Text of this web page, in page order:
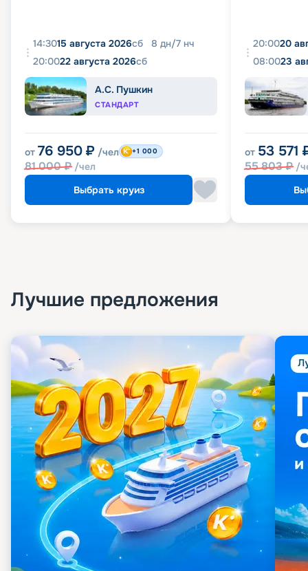
14:3015 августа 2026сб 8 дн/7 нч
20:0022 августа 2026сб
А.С. Пушкин
СТАНДАРТ
от 76 950 ₽ /чел
81 000₽ /чел
+1 000
Выбрать круиз
20:0020
08:0023
от 53 571
55 803₽ /
Лучшие предложения